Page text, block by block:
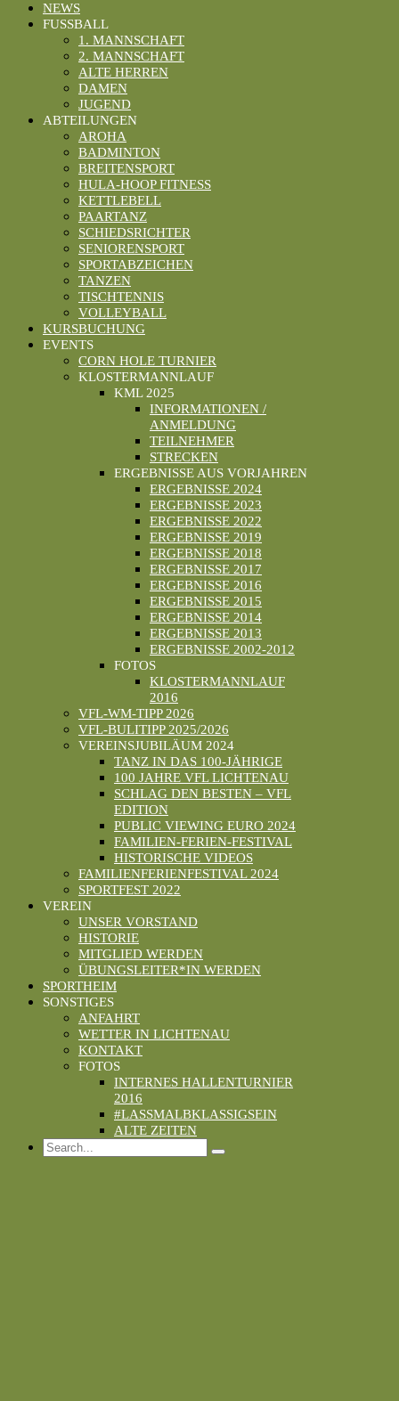
NEWS
FUSSBALL
1. MANNSCHAFT
2. MANNSCHAFT
ALTE HERREN
DAMEN
JUGEND
ABTEILUNGEN
AROHA
BADMINTON
BREITENSPORT
HULA-HOOP FITNESS
KETTLEBELL
PAARTANZ
SCHIEDSRICHTER
SENIORENSPORT
SPORTABZEICHEN
TANZEN
TISCHTENNIS
VOLLEYBALL
KURSBUCHUNG
EVENTS
CORN HOLE TURNIER
KLOSTERMANNLAUF
KML 2025
INFORMATIONEN /
ANMELDUNG
TEILNEHMER
STRECKEN
ERGEBNISSE AUS VORJAHREN
ERGEBNISSE 2024
ERGEBNISSE 2023
ERGEBNISSE 2022
ERGEBNISSE 2019
ERGEBNISSE 2018
ERGEBNISSE 2017
ERGEBNISSE 2016
ERGEBNISSE 2015
ERGEBNISSE 2014
ERGEBNISSE 2013
ERGEBNISSE 2002-2012
FOTOS
KLOSTERMANNLAUF
2016
VFL-WM-TIPP 2026
VFL-BULITIPP 2025/2026
VEREINSJUBILÄUM 2024
TANZ IN DAS 100-JÄHRIGE
100 JAHRE VFL LICHTENAU
SCHLAG DEN BESTEN – VFL
EDITION
PUBLIC VIEWING EURO 2024
FAMILIEN-FERIEN-FESTIVAL
HISTORISCHE VIDEOS
FAMILIENFERIENFESTIVAL 2024
SPORTFEST 2022
VEREIN
UNSER VORSTAND
HISTORIE
MITGLIED WERDEN
ÜBUNGSLEITER*IN WERDEN
SPORTHEIM
SONSTIGES
ANFAHRT
WETTER IN LICHTENAU
KONTAKT
FOTOS
INTERNES HALLENTURNIER
2016
#LASSMALBKLASSIGSEIN
ALTE ZEITEN
Search